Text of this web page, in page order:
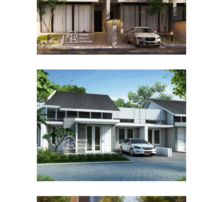
Desain Cluster Graha di
Karanggan Cibubur
DESAIN RUMAH TERBAIK